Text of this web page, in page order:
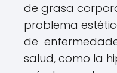
de grasa
problema
de
salud, como la